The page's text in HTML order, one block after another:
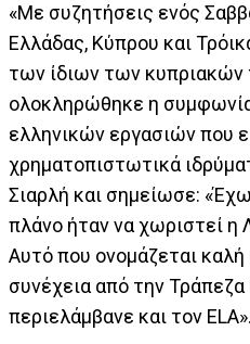
«Με συζητήσεις ενός
Ελλάδας, Κύπρου και
των ίδιων των
ολοκληρώθηκε η
ελληνικών εργασιών που
χρηματοπιστωτικά
Σιαρλή και σημείωσε:
πλάνο ήταν να χωριστεί η
Αυτό που ονομάζεται
συνέχεια από την
περιελάμβανε και τον ΕLA».